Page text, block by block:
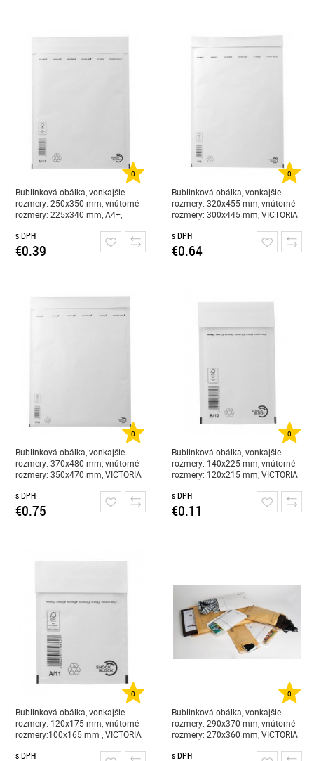
0
Bublinková obálka, vonkajšie
rozmery: 250x350 mm, vnútorné
rozmery: 225x340 mm, A4+,
s DPH
€0.39
0
Bublinková obálka, vonkajšie
rozmery: 320x455 mm, vnútorné
rozmery: 300x445 mm, VICTORIA
s DPH
€0.64
0
Bublinková obálka, vonkajšie
rozmery: 370x480 mm, vnútorné
rozmery: 350x470 mm, VICTORIA
s DPH
€0.75
0
Bublinková obálka, vonkajšie
rozmery: 140x225 mm, vnútorné
rozmery: 120x215 mm, VICTORIA
s DPH
€0.11
0
Bublinková obálka, vonkajšie
rozmery: 120x175 mm, vnútorné
rozmery:100x165 mm , VICTORIA
s DPH
0
Bublinková obálka, vonkajšie
rozmery: 290x370 mm, vnútorné
rozmery: 270x360 mm, VICTORIA
s DPH